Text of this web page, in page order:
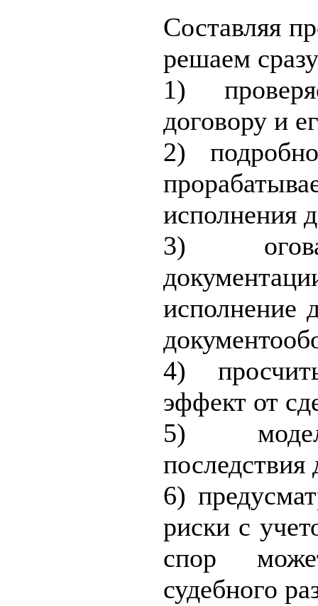
Составляя
решаем
1)
договору и
2)
исполнения
3)
исполнение
4)
эффект от
5)
последствия
6)
риски с
спор
судебного